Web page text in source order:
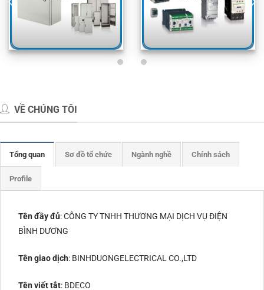
VỀ CHÚNG TÔI
Tổng quan Sơ đồ tổ chức Ngành nghề Chính sách
Profile
Tên đầy đủ: CÔNG TY TNHH THƯƠNG MẠI DỊCH VỤ ĐIỆN
BÌNH DƯƠNG
Tên giao dịch: BINHDUONGELECTRICAL CO.,LTD
Tên viết tắt: BDECO